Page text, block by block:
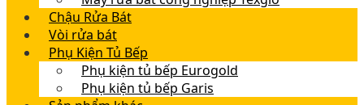
Chậu Rửa Bát
Vòi rửa bát
Phụ Kiện Tủ Bếp
Phụ kiện tủ bếp Eurogold
Phụ kiện tủ bếp Garis